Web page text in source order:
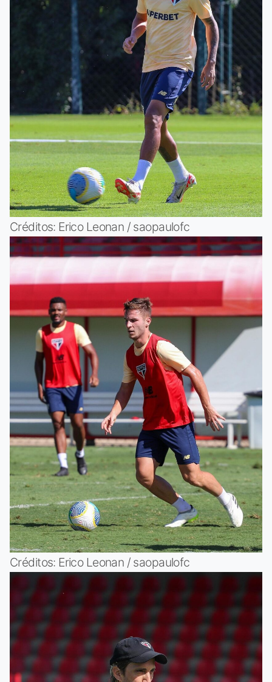
Créditos: Erico Leonan / saopaulofc
Créditos: Erico Leonan / saopaulofc